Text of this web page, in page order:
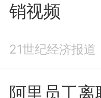
销视频
21世纪经济报道
阿里员工